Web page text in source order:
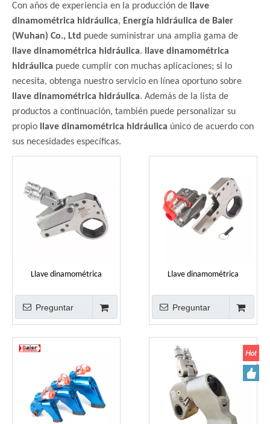
Con años de experiencia en la producción de llave
dinamométrica hidráulica, Energía hidráulica de Baier
(Wuhan) Co., Ltd puede suministrar una amplia gama de
llave dinamométrica hidráulica. llave dinamométrica
hidráulica puede cumplir con muchas aplicaciones; si lo
necesita, obtenga nuestro servicio en línea oportuno sobre
llave dinamométrica hidráulica. Además de la lista de
productos a continuación, también puede personalizar su
propio llave dinamométrica hidráulica único de acuerdo con
sus necesidades específicas.
Llave dinamométrica
Preguntar
Llave dinamométrica
resistencia para uso industrial
Preguntar